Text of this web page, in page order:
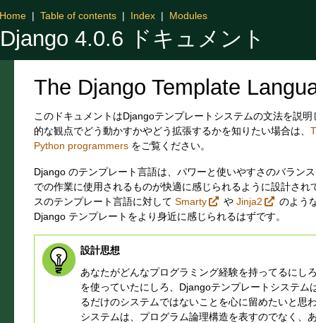
Django 4.0.6 ドキュメント
Home | Table of contents | Index | Modules
The Django Template
このドキュメントはDjangoテンプレートシステムの文法を説
的な観点でどう動かすかやどう拡張するかを知りたい場合は、
Python programmers をご覧ください。
Django のテンプレート言語は、パワーと使いやすさのバラン
での作業に使用されるものが快適に感じられるように設計さ
スのテンプレート言語に対して Smarty や Jinja2
のよう
Django テンプレートをより身近に感じられるはずです。
設計思想
あなたがどんなプログラミング経験を持ってるにし
を使っていたにしろ、Djangoテンプレートシステ
るだけのシステムではないことを心に留めたいと思
システムは、プログラム論理構造を表すのでなく、